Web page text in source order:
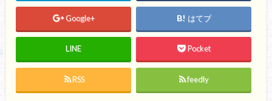
Google+ はてブ
LINE Pocket
RSS feedly